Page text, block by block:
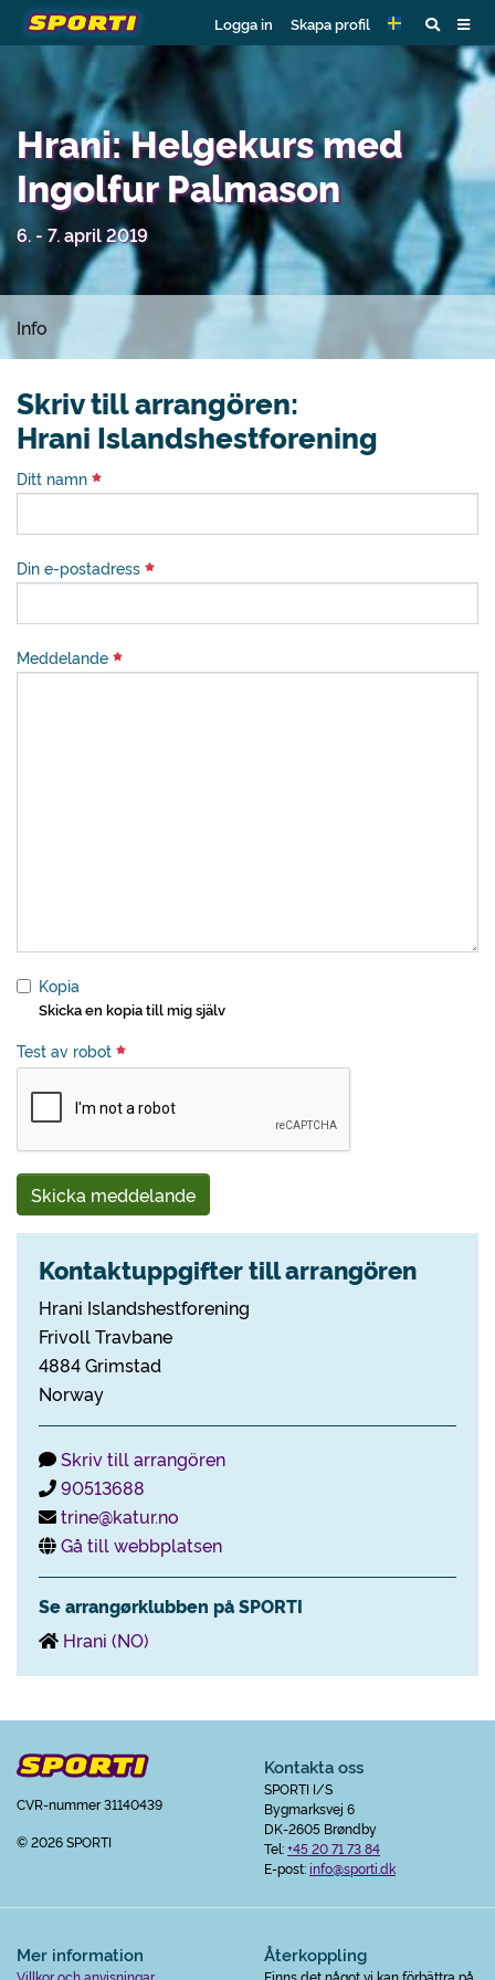
Logga in Skapa profil
Hrani: Helgekurs med
Ingolfur Palmason
6. - 7. april 2019
Info
Skriv till arrangören:
Hrani Islandshestforening
Ditt namn
Din e-postadress
Meddelande
Kopia
Skicka en kopia till mig själv
Test av robot
Skicka meddelande
Kontaktuppgifter till arrangören
Hrani Islandshestforening
Frivoll Travbane
4884 Grimstad
Norway
Skriv till arrangören
90513688
trine@katur.no
Gå till webbplatsen
Se arrangørklubben på SPORTI
Hrani (NO)
CVR-nummer 31140439
© 2026 SPORTI
Kontakta oss
SPORTI I/S
Bygmarksvej 6
DK-2605 Brøndby
Tel:+45 20 71 73 84
E-post:info@sporti.dk
Mer information
Villkor och anvisningar
Återkoppling
Finns det något vi kan förbättra på